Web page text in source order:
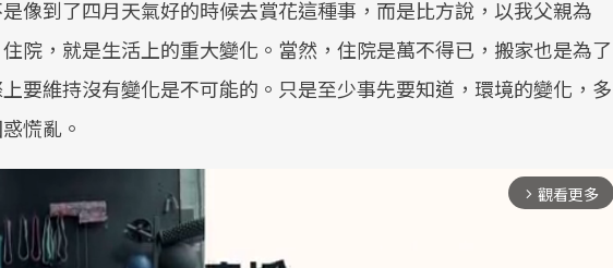
像到了四月天氣好的時候去賞花這種事，而是比方說，以我父親為
院，就是生活上的重大變化。當然，住院是萬不得已，搬家也是為了
要維持沒有變化是不可能的。只是至少事先要知道，環境的變化，多
慌亂。
arrow_forward_ios 觀看更多